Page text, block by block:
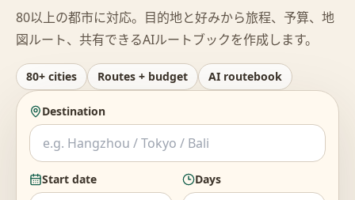
80以上の都市に対応。目的地と好みから旅程、予算、地
図ルート、共有できるAIルートブックを作成します。
80+ cities Routes + budget AI routebook
Destination
Start date Days